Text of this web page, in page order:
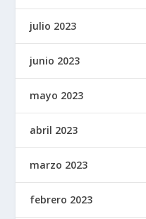
julio 2023
junio 2023
mayo 2023
abril 2023
marzo 2023
febrero 2023